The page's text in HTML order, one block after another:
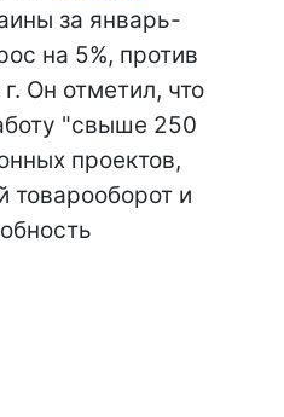
за январь-
на 5%, против
Он отметил, что
"свыше 250
проектов,
товарооборот и